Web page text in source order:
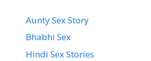
Aunty Sex Story
Bhabhi Sex
Hindi Sex Stories